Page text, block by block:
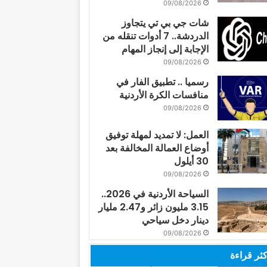
09/08/2026
شات جي بي تي يتجاوز
الدردشة.. 7 أدوات تنقله من
الإجابة إلى إنجاز المهام
09/08/2026
رسميا .. تطبيق الفار في
منافسات الكرة الأردنية
09/08/2026
العمل: لا تمديد لمهلة توفيق
أوضاع العمالة المخالفة بعد
30 أيلول
09/08/2026
السياحة الأردنية في 2026..
3.15 مليون زائر و2.47 مليار
دينار دخل سياحي
09/08/2026
قراءة